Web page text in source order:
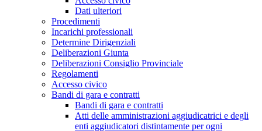
Dati ulteriori
Procedimenti
Incarichi professionali
Determine Dirigenziali
Deliberazioni Giunta
Deliberazioni Consiglio Provinciale
Regolamenti
Accesso civico
Bandi di gara e contratti
Bandi di gara e contratti
Atti delle amministrazioni aggiudicatrici e degli
enti aggiudicatori distintamente per ogni